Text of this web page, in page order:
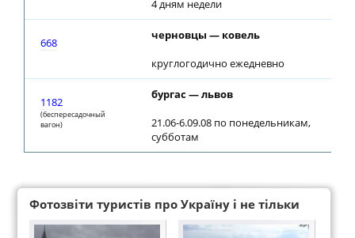
4 дням недели
668
черновцы — ковель
круглогодично ежедневно
1182
(беспересадочный
вагон)
бургас — львов
21.06-6.09.08 по понедельникам,
субботам
Фотозвіти туристів про Україну і не тільки